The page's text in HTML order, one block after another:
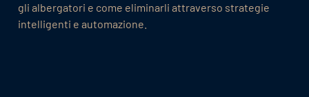
gli albergatori e come eliminarli attraverso strategie
intelligenti e automazione.